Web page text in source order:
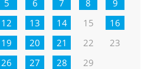
5 6 7 8
9
12 13 14 15
16
19 20 21 22
23
26 27 28 29